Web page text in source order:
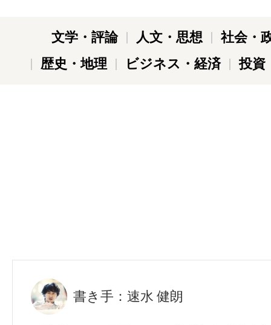
文学・評論 人文・思想
社会・
歴史・地理
ビジネス・経済 投資
書き手：速水 健朗